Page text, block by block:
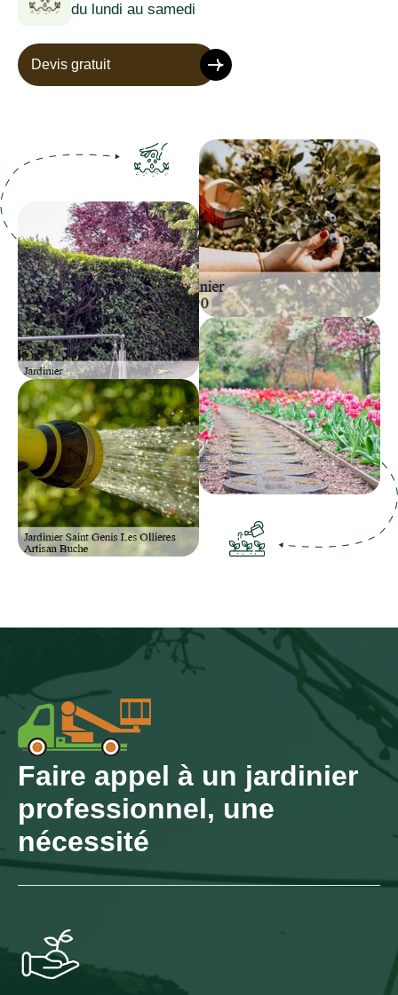
du lundi au samedi
Devis gratuit
Faire appel à un jardinier
professionnel, une
nécessité